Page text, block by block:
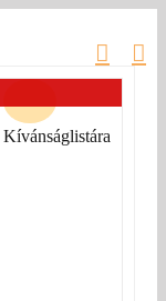
Kívánságlistára